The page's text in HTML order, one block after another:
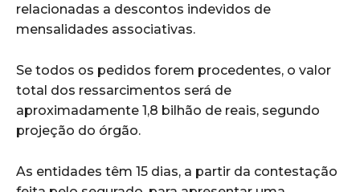
relacionadas a descontos indevidos de
mensalidades associativas.
Se todos os pedidos forem procedentes, o valor
total dos ressarcimentos será de
aproximadamente 1,8 bilhão de reais, segundo
projeção do órgão.
As entidades têm 15 dias, a partir da contestação